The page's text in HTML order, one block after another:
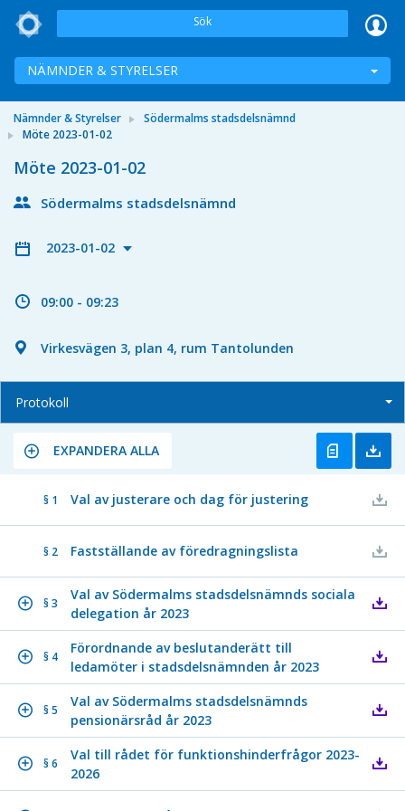
Sök
NÄMNDER & STYRELSER
Nämnder & Styrelser
Södermalms stadsdelsnämnd
Möte 2023-01-02
Möte 2023-01-02
Södermalms stadsdelsnämnd
2023-01-02
09:00 - 09:23
Virkesvägen 3, plan 4, rum Tantolunden
Protokoll
EXPANDERA ALLA
§ 1 Val av justerare och dag för justering
§ 2 Fastställande av föredragningslista
§ 3
Val av Södermalms stadsdelsnämnds sociala
delegation år 2023
§ 4
Förordnande av beslutanderätt till
ledamöter i stadsdelsnämnden år 2023
§ 5
Val av Södermalms stadsdelsnämnds
pensionärsråd år 2023
§ 6
Val till rådet för funktionshinderfrågor 2023-
2026